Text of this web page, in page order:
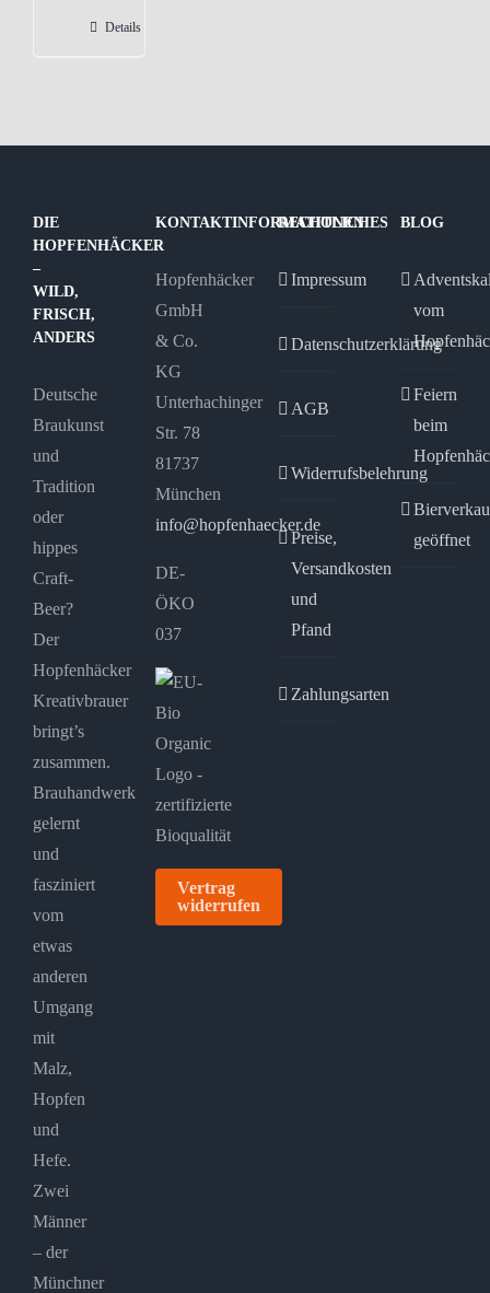
Varianten
können
Produktseite
Details
DIE
HOPFENHÄCKER
–
WILD,
FRISCH,
ANDERS
Deutsche
Braukunst
und
Tradition
oder
hippes
Craft-
Beer?
Der
Hopfenhäcker
Kreativbrauer
bringt’s
zusammen.
Brauhandwerk
gelernt
und
fasziniert
vom
etwas
anderen
Umgang
mit
Malz,
Hopfen
und
Hefe.
Zwei
Männer
– der
Münchner
KONTAKTINFORMATIONEN
Hopfenhäcker
GmbH
& Co.
KG
Unterhachinger
Str. 78
81737
München
info@hopfenhaecker.de
DE-
ÖKO
037
Vertrag
widerrufen
RECHTLICHES
Impressum
Datenschutzerklärung
AGB
Widerrufsbelehrung
Preise,
Versandkosten
und
Pfand
Zahlungsarten
BLOG
vom
Feiern
beim
geöffnet